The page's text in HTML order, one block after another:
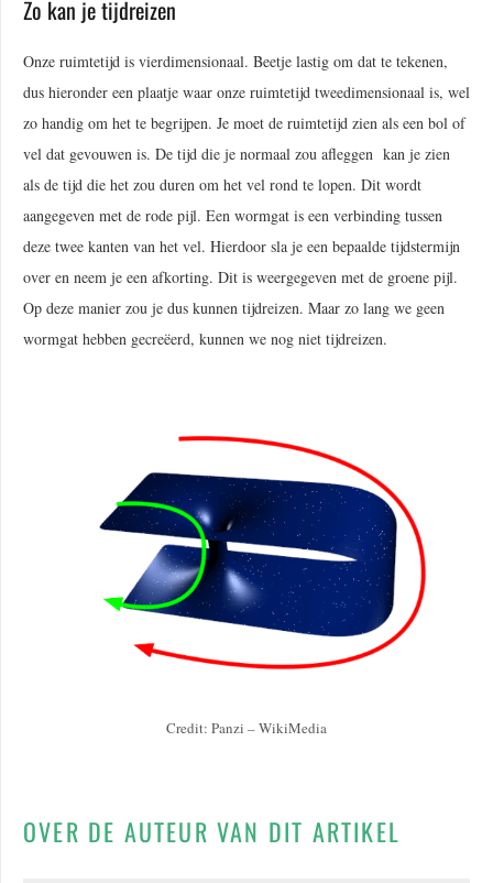
Zo kan je tijdreizen
Onze ruimtetijd is vierdimensionaal. Beetje lastig om dat te tekenen,
dus hieronder een plaatje waar onze ruimtetijd tweedimensionaal is, wel
zo handig om het te begrijpen. Je moet de ruimtetijd zien als een bol of
vel dat gevouwen is. De tijd die je normaal zou afleggen kan je zien
als de tijd die het zou duren om het vel rond te lopen. Dit wordt
aangegeven met de rode pijl. Een wormgat is een verbinding tussen
deze twee kanten van het vel. Hierdoor sla je een bepaalde tijdstermijn
over en neem je een afkorting. Dit is weergegeven met de groene pijl.
Op deze manier zou je dus kunnen tijdreizen. Maar zo lang we geen
wormgat hebben gecreëerd, kunnen we nog niet tijdreizen.
Credit: Panzi – WikiMedia
OVER DE AUTEUR VAN DIT ARTIKEL